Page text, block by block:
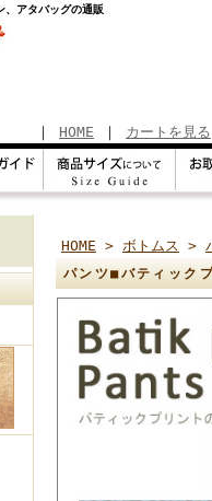
、アタバッグの通販
｜ HOME ｜ カートを見る
HOME > ボトムス >
パンツ■バティック